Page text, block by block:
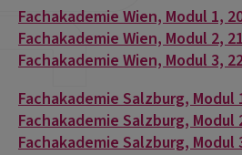
Fachakademie Wien, Modul 1,
Fachakademie Wien, Modul 2,
Fachakademie Wien, Modul 3,
Fachakademie Salzburg, Modul
Fachakademie Salzburg, Modul
Fachakademie Salzburg, Modul